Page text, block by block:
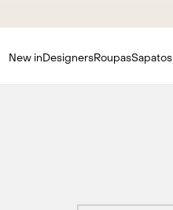
New in DesignersRoupasSapatos